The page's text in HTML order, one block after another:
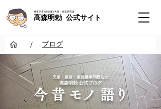
神道学者 / 歴史家 / 天皇・皇室研究者
高森明勅 公式サイト
/ ブログ
​天皇・皇室・皇位継承問題など
​高森明勅 公式ブログ
​今 昔 モノ 語り